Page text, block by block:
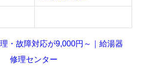
・故障対応が9,000円～｜給湯器
修理センター